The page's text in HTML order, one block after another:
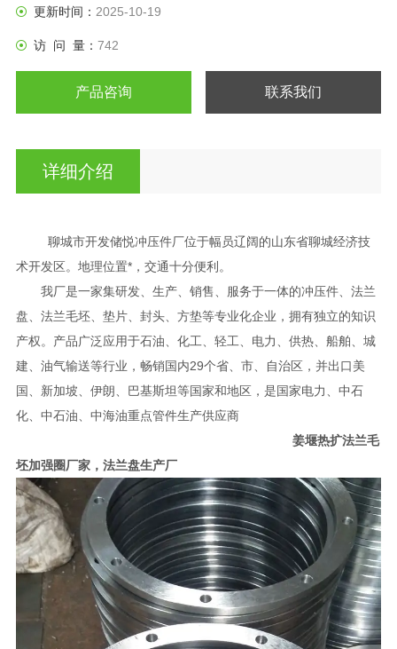
更新时间： 2025-10-19
访 问 量： 742
产品咨询 联系我们
详细介绍
聊城市开发储悦冲压件厂位于幅员辽阔的山东省聊城经济技
术开发区。地理位置*，交通十分便利。
我厂是一家集研发、生产、销售、服务于一体的冲压件、法兰
盘、法兰毛坯、垫片、封头、方垫等专业化企业，拥有独立的知识
产权。产品广泛应用于石油、化工、轻工、电力、供热、船舶、城
建、油气输送等行业，畅销国内29个省、市、自治区，并出口美
国、新加坡、伊朗、巴基斯坦等国家和地区，是国家电力、中石
化、中石油、中海油重点管件生产供应商
姜堰热扩法兰毛
坯加强圈厂家，法兰盘生产厂